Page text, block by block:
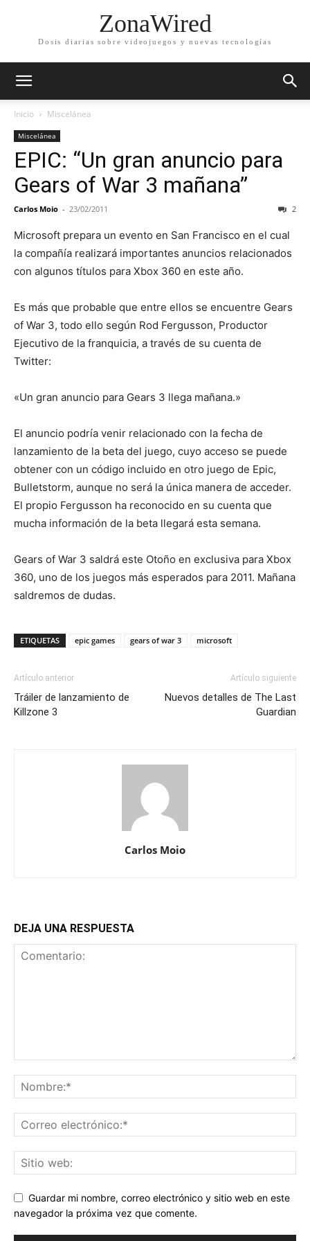
ZonaWired
Dosis diarias sobre videojuegos y nuevas tecnologías
Inicio Miscelánea
Miscelánea
EPIC: “Un gran anuncio para
Gears of War 3 mañana”
Carlos Moio - 23/02/2011 2
Microsoft prepara un evento en San Francisco en el cual
la compañía realizará importantes anuncios relacionados
con algunos títulos para Xbox 360 en este año.
Es más que probable que entre ellos se encuentre Gears
of War 3, todo ello según Rod Fergusson, Productor
Ejecutivo de la franquicia, a través de su cuenta de
Twitter:
«Un gran anuncio para Gears 3 llega mañana.»
El anuncio podría venir relacionado con la fecha de
lanzamiento de la beta del juego, cuyo acceso se puede
obtener con un código incluido en otro juego de Epic,
Bulletstorm, aunque no será la única manera de acceder.
El propio Fergusson ha reconocido en su cuenta que
mucha información de la beta llegará esta semana.
Gears of War 3 saldrá este Otoño en exclusiva para Xbox
360, uno de los juegos más esperados para 2011. Mañana
saldremos de dudas.
ETIQUETAS epic games gears of war 3 microsoft
Artículo anterior
Tráiler de lanzamiento de
Killzone 3
Artículo siguiente
Nuevos detalles de The Last
Guardian
Carlos Moio
DEJA UNA RESPUESTA
Guardar mi nombre, correo electrónico y sitio web en este
navegador la próxima vez que comente.